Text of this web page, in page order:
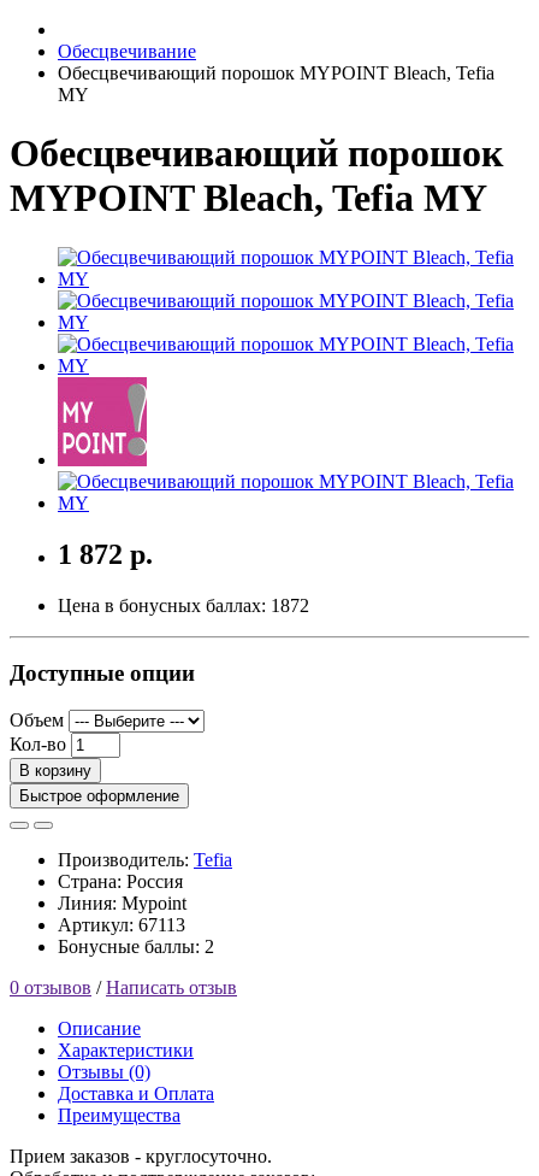
Обесцвечивание
Обесцвечивающий порошок MYPOINT Bleach, Tefia
MY
Обесцвечивающий порошок
MYPOINT Bleach, Tefia MY
1 872 р.
Цена в бонусных баллах: 1872
Доступные опции
Объем
Кол-во
В корзину
Быстрое оформление
Производитель: Tefia
Страна: Россия
Линия: Mypoint
Артикул: 67113
Бонусные баллы: 2
0 отзывов /Написать отзыв
Описание
Характеристики
Отзывы (0)
Доставка и Оплата
Преимущества
Прием заказов - круглосуточно.